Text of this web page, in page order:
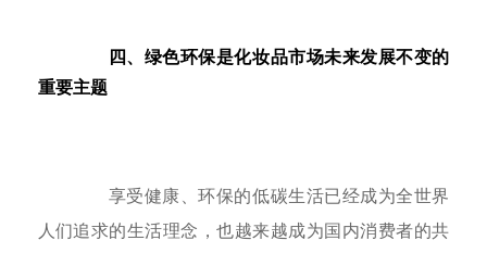
四、绿色环保是化妆品市场未来发展不变的
重要主题
享受健康、环保的低碳生活已经成为全世界
人们追求的生活理念，也越来越成为国内消费者的共